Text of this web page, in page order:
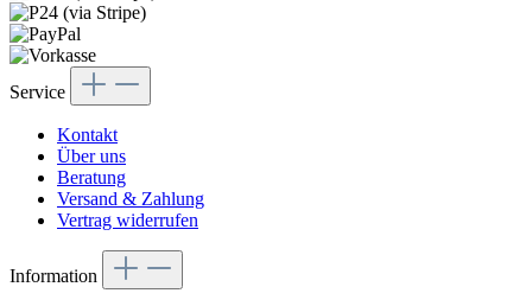
Service
Kontakt
Über uns
Beratung
Versand & Zahlung
Vertrag widerrufen
Information